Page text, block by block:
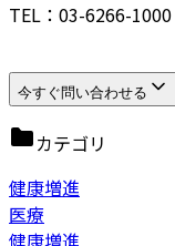
TEL：03-6266-1000
今すぐ問い合わせる
カテゴリ
健康増進
医療
健康増進